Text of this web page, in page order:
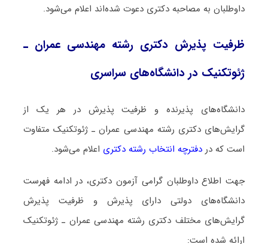
داوطلبان به مصاحبه دکتری دعوت شده‌اند اعلام می‌شود.
ظرفیت پذیرش دکتری رشته ﻣﻬﻨﺪسی ﻋﻤﺮان ـ
ژئوتکنیک در دانشگاه‌های سراسری
دانشگاه‌های پذیرنده و ظرفیت پذیرش در هر یک از
گرایش‌های دکتری رشته ﻣﻬﻨﺪسی ﻋﻤﺮان ـ ژئوتکنیک متفاوت
است که در دفترچه انتخاب رشته دکتری اعلام می‌شود.
جهت اطلاع داوطلبان گرامی آزمون دکتری، در ادامه فهرست
دانشگاه‌های دولتی دارای پذیرش و ظرفیت پذیرش
گرایش‌های مختلف دکتری رشته ﻣﻬﻨﺪسی ﻋﻤﺮان ـ ژئوتکنیک
ارائه شده است: